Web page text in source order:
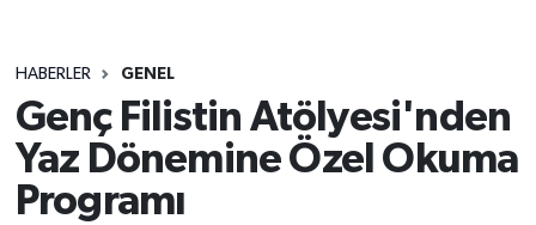
HABERLER GENEL
Genç Filistin Atölyesi'nden
Yaz Dönemine Özel Okuma
Programı